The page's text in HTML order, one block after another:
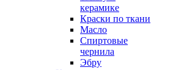
керамике
Краски по ткани
Масло
Спиртовые
чернила
Эбру